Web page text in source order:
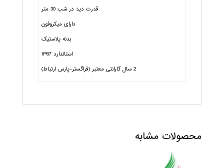
قدرت دید در شب 30 متر
دارای میکروفون
بدنه پلاستیک
استاندارد IP67
2 سال گارانتی معتبر (فراگستر-پارس ارتباط)
محصولات مشابه